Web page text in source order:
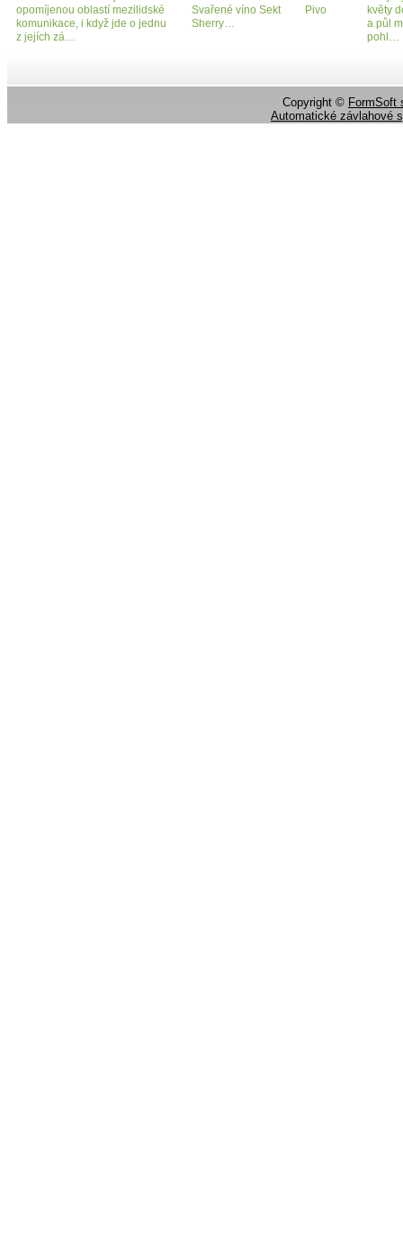
opomíjenou oblastí mezilidské
komunikace, i když jde o jednu
z jejích zá…
Svařené víno Sekt Pivo
Sherry…
květy
a půl
pohl…
Copyright © FormSoft
Automatické závlahové